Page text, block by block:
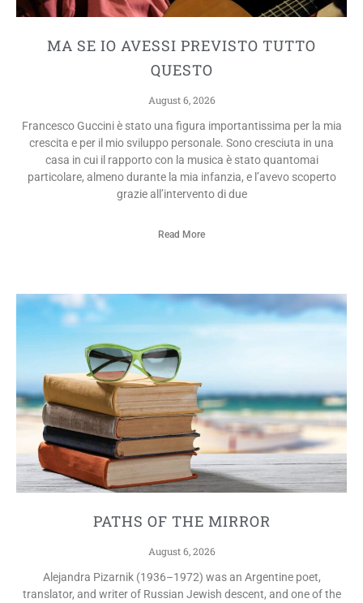
MA SE IO AVESSI PREVISTO TUTTO
QUESTO
August 6, 2026
Francesco Guccini è stato una figura importantissima per la mia
crescita e per il mio sviluppo personale. Sono cresciuta in una
casa in cui il rapporto con la musica è stato quantomai
particolare, almeno durante la mia infanzia, e l’avevo scoperto
grazie all’intervento di due
Read More
PATHS OF THE MIRROR
August 6, 2026
Alejandra Pizarnik (1936–1972) was an Argentine poet,
translator, and writer of Russian Jewish descent, and one of the